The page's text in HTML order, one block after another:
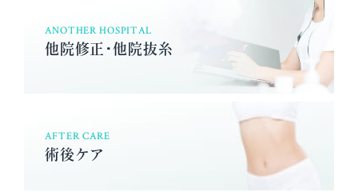
ANOTHER HOSPITAL
他院修正･他院抜糸
AFTER CARE
術後ケア